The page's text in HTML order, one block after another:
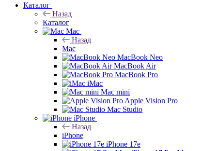
Каталог
Назад
Каталог
Mac
Назад
Mac
MacBook Neo
MacBook Air
MacBook Pro
iMac
Mac mini
Apple Vision Pro
Mac Studio
iPhone
Назад
iPhone
iPhone 17e